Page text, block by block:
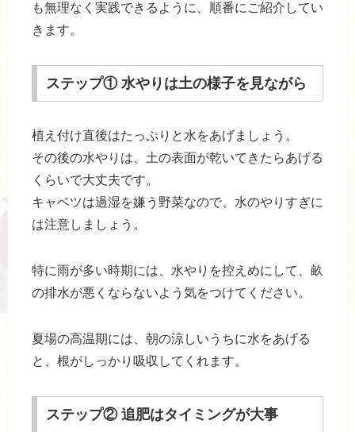
も無理なく実践できるように、順番にご紹介してい
きます。
ステップ① 水やりは土の様子を見ながら
植え付け直後はたっぷりと水をあげましょう。
その後の水やりは、土の表面が乾いてきたらあげる
くらいで大丈夫です。
キャベツは過湿を嫌う野菜なので、水のやりすぎに
は注意しましょう。
特に雨が多い時期には、水やりを控えめにして、畝
の排水が悪くならないよう気をつけてください。
夏場の高温期には、朝の涼しいうちに水をあげる
と、根がしっかり吸収してくれます。
ステップ② 追肥はタイミングが大事